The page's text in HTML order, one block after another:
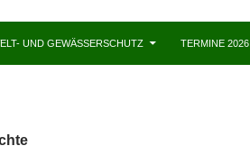
UND GEWÄSSERSCHUTZ TERMINE 2026